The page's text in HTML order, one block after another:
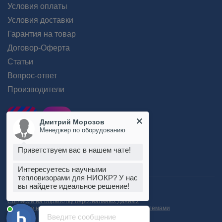
Условия оплаты
Условия доставки
Гарантия на товар
Договор-Оферта
Статьи
Вопрос-ответ
Производители
Пользовательское соглашение
Согласие на обработку персональных данных
Согласие на обработку данных метрическими системами
Введите сообщение
Дмитрий Морозов
Менеджер по оборудованию
Приветствуем вас в нашем чате!
Интересуетесь научными
тепловизорами для НИОКР? У нас
вы найдете идеальное решение!